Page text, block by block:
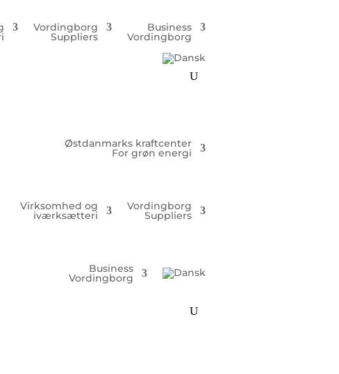
Vordingborg
Suppliers
Business
Vordingborg
Østdanmarks kraftcenter
For grøn energi
Virksomhed og
iværksætteri
Vordingborg
Suppliers
Business
Vordingborg